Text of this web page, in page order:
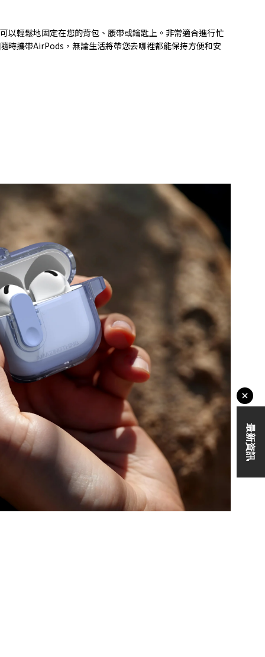
以輕鬆地固定在您的背包、腰帶或鑰匙上。非常適合進行忙
時攜帶AirPods，無論生活將帶您去哪裡都能保持方便和安